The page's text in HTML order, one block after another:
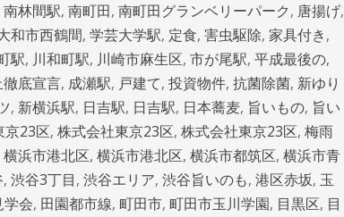
南林間駅, 南町田, 南町田グランベリーパーク, 唐揚げ,
和市西鶴間, 学芸大学駅, 定食, 害虫駆除, 家具付き,
駅, 川和町駅, 川崎市麻生区, 市が尾駅, 平成最後の,
底宣言, 成瀬駅, 戸建て, 投資物件, 抗菌除菌, 新ゆり
, 新横浜駅, 日吉駅, 日吉駅, 日本蕎麦, 旨いもの, 旨い
京23区, 株式会社東京23区, 株式会社東京23区, 梅雨
横浜市港北区, 横浜市港北区, 横浜市都筑区, 横浜市青
, 渋谷3丁目, 渋谷エリア, 渋谷旨いのも, 港区赤坂, 玉
学会, 田園都市線, 町田市, 町田市玉川学園, 目黒区, 目